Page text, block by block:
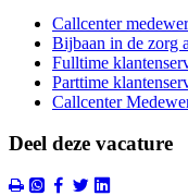
Callcenter
Bijbaan in de zorg
Fulltime
Parttime
Callcenter
Deel deze vacature